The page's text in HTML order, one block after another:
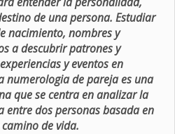
de una persona. Estudiar
nacimiento, nombres y
a descubrir patrones y
y eventos en
numerologia de pareja es una
que se centra en analizar la
dos personas basada en
de vida.